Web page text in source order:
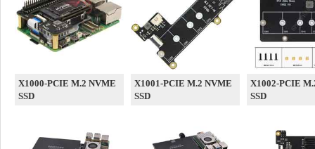
X1000-PCIE M.2 NVME
SSD
X1001-PCIE M.2 NVME
SSD
X1002-PCIE
SSD